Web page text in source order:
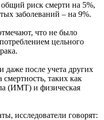
риск смерти на 5%,
заболеваний – на 9%.
что не было
цельного
после учета других
таких как
(ИМТ) и физическая
исследователи говорят: